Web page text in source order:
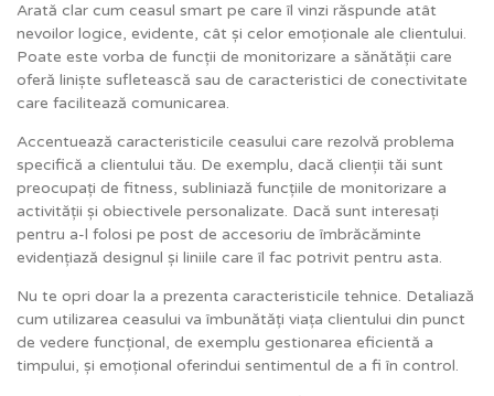
Arată clar cum ceasul smart pe care îl vinzi răspunde atât
nevoilor logice, evidente, cât și celor emoționale ale clientului.
Poate este vorba de funcții de monitorizare a sănătății care
oferă liniște sufletească sau de caracteristici de conectivitate
care facilitează comunicarea.
Accentuează caracteristicile ceasului care rezolvă problema
specifică a clientului tău. De exemplu, dacă clienții tăi sunt
preocupați de fitness, subliniază funcțiile de monitorizare a
activității și obiectivele personalizate. Dacă sunt interesați
pentru a-l folosi pe post de accesoriu de îmbrăcăminte
evidențiază designul și liniile care îl fac potrivit pentru asta.
Nu te opri doar la a prezenta caracteristicile tehnice. Detaliază
cum utilizarea ceasului va îmbunătăți viața clientului din punct
de vedere funcțional, de exemplu gestionarea eficientă a
timpului, și emoțional oferindui sentimentul de a fi în control.